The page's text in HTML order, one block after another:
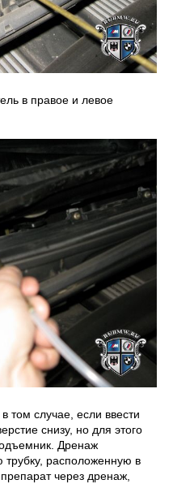
в правое и левое
том случае, если ввести
снизу, но для этого
Дренаж
трубку, расположенную в
через дренаж,